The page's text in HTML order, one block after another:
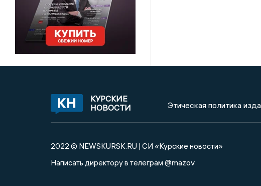
КУРСКИЕ
НОВОСТИ
Этическая политика
2022 © NEWSKURSK.RU | СИ «Курские новости»
Написать директору в телеграм @mazov